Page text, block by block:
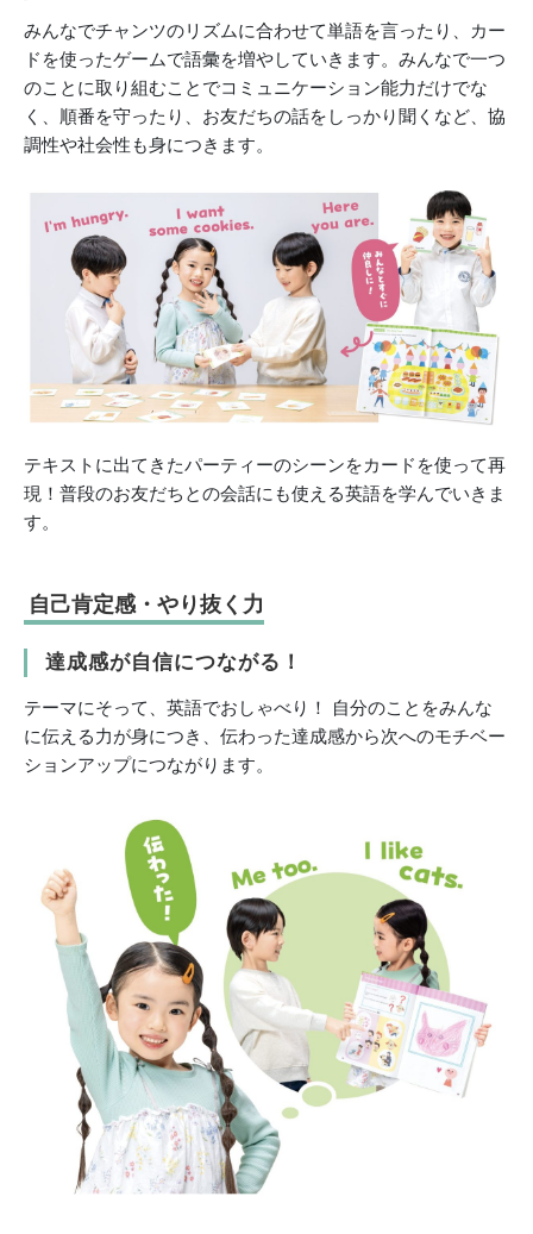
みんなでチャンツのリズムに合わせて単語を言ったり、カー
ドを使ったゲームで語彙を増やしていきます。みんなで一つ
のことに取り組むことでコミュニケーション能力だけでな
く、順番を守ったり、お友だちの話をしっかり聞くなど、協
調性や社会性も身につきます。
テキストに出てきたパーティーのシーンをカードを使って再
現！普段のお友だちとの会話にも使える英語を学んでいきま
す。
自己肯定感・やり抜く力
達成感が自信につながる！
テーマにそって、英語でおしゃべり！ 自分のことをみんな
に伝える力が身につき、伝わった達成感から次へのモチベー
ションアップにつながります。